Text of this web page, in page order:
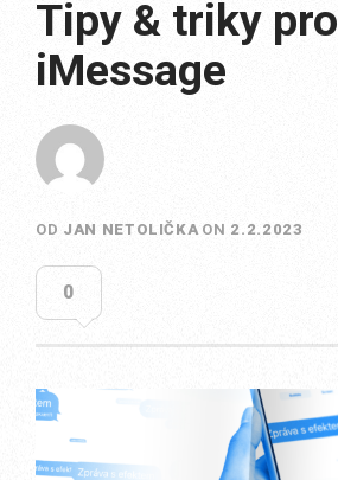
Tipy & triky pro
iMessage
OD JAN NETOLIČKA ON 2.2.2023
0